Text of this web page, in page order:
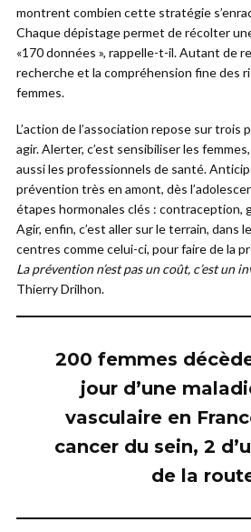
montrent combien cette stratégie
Chaque dépistage permet de récolter
«170 données », rappelle-t-il. Autant de
recherche et la compréhension fine des
femmes.
L’action de l’association repose sur trois
agir. Alerter, c’est sensibiliser les
aussi les professionnels de santé.
prévention très en amont, dès
étapes hormonales clés : contraception,
Agir, enfin, c’est aller sur le terrain, dans
centres comme celui-ci, pour faire de la
La prévention n’est pas un coût, c’est un
Thierry Drilhon.
200 femmes
jour d’une
vasculaire en
cancer du sein, 2
de la